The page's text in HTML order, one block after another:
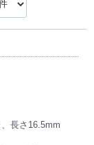
長さ16.5mm